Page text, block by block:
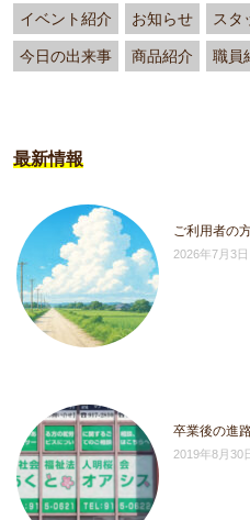
イベント紹介 お知らせ スタ
今日の出来事 商品紹介 職員
最新情報
ご利用者の
2026年7月3日
卒業後の進
2019年8月30